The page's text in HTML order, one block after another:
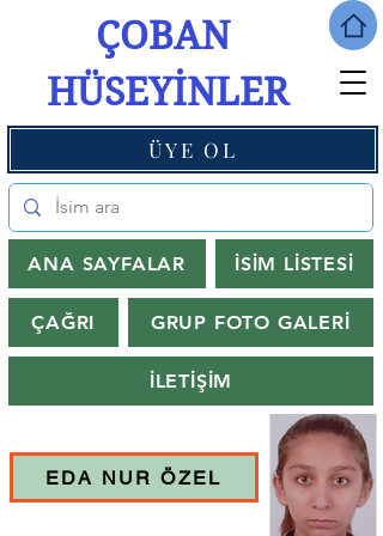
ÇOBAN
HÜSEYİNLER
ANA SAYFALAR İSİM LİSTESİ
ÇAĞRI GRUP FOTO GALERİ
İLETİŞİM
ÜYE OL
EDA NUR ÖZEL